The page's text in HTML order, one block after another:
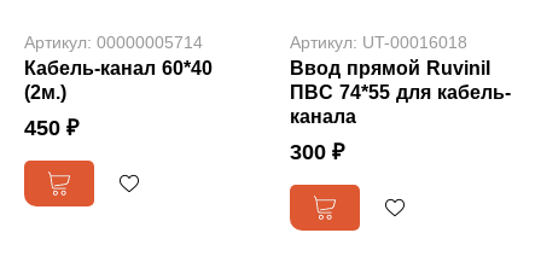
Артикул: 00000005714
Кабель-канал 60*40
(2м.)
450 ₽
Артикул: UT-00016018
Ввод прямой Ruvinil
ПBC 74*55 для кабель-
канала
300 ₽